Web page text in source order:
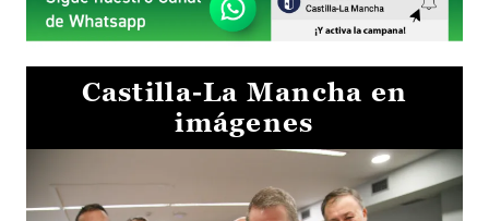
Castilla-La Mancha en
imágenes